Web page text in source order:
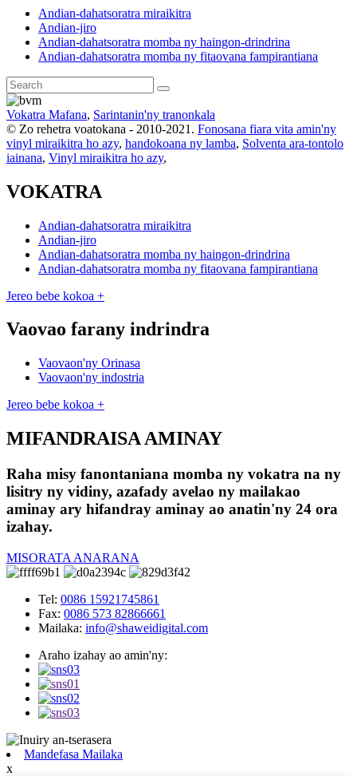
Andian-dahatsoratra miraikitra
Andian-jiro
Andian-dahatsoratra momba ny haingon-drindrina
Andian-dahatsoratra momba ny fitaovana fampirantiana
Vokatra Mafana, Sarintanin'ny tranonkala
© Zo rehetra voatokana - 2010-2021. Fonosana fiara vita amin'ny
vinyl miraikitra ho azy, handokoana ny lamba, Solventa ara-tontolo
iainana, Vinyl miraikitra ho azy,
VOKATRA
Andian-dahatsoratra miraikitra
Andian-jiro
Andian-dahatsoratra momba ny haingon-drindrina
Andian-dahatsoratra momba ny fitaovana fampirantiana
Jereo bebe kokoa +
Vaovao farany indrindra
Vaovaon'ny Orinasa
Vaovaon'ny indostria
Jereo bebe kokoa +
MIFANDRAISA AMINAY
Raha misy fanontaniana momba ny vokatra na ny
lisitry ny vidiny, azafady avelao ny mailakao
aminay ary hifandray aminay ao anatin'ny 24 ora
izahay.
MISORATA ANARANA
Tel: 0086 15921745861
Fax: 0086 573 82866661
Mailaka: info@shaweidigital.com
Araho izahay ao amin'ny:
Mandefasa Mailaka
x